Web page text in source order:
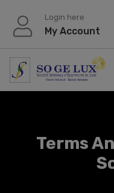
Login here
My Account
Terms